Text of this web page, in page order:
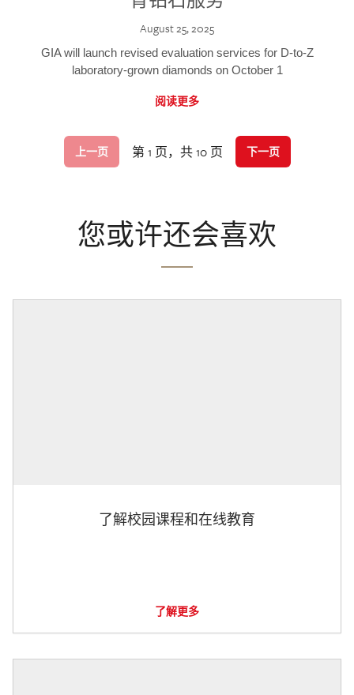
August 25, 2025
GIA will launch revised evaluation services for D-to-Z
laboratory-grown diamonds on October 1
阅读更多
上一页 第 1 页，共 10 页 下一页
您或许还会喜欢
了解校园课程和在线教育
了解更多